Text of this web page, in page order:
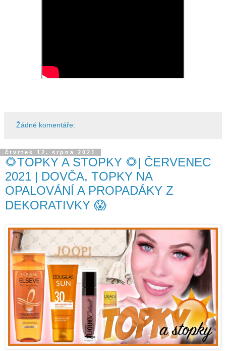
Žádné komentáře:
čtvrtek 12. srpna 2021
🌻TOPKY A STOPKY 🌻| ČERVENEC
2021 | DOVČA, TOPKY NA
OPALOVÁNÍ A PROPADÁKY Z
DEKORATIVKY 😱